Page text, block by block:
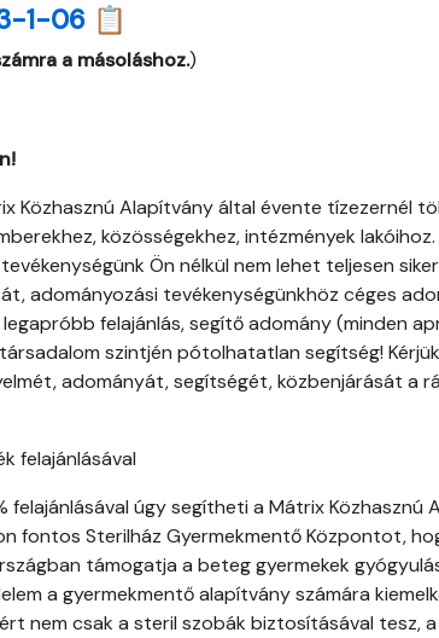
1-06 📋
a másoláshoz.)
Közhasznú Alapítvány által évente tízezernél
közösségekhez, intézmények lakóihoz.
Ön nélkül nem lehet teljesen
adományozási tevékenységünkhöz céges
felajánlás, segítő adomány (minden
szintjén pótolhatatlan segítség!
adományát, segítségét, közbenjárását a
felajánlásával
felajánlásával úgy segítheti a Mátrix Közhasznú
fontos Sterilház Gyermekmentő Központot,
támogatja a beteg gyermekek
a gyermekmentő alapítvány számára
nem csak a steril szobák biztosításával tesz, a